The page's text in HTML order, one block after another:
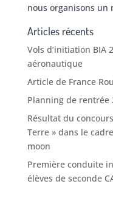
nous organisons un
Articles récents
Vols d’initiation BIA
aéronautique
Article de France
Planning de rentrée
Résultat du
Terre » dans le
moon
Première conduite
élèves de seconde